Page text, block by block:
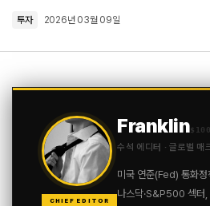
투자 2026년 03월 09일
CHIEF EDITOR
Franklin$100
수석 에디터 · 글로벌 매
미국 연준(Fed) 통화정
나스닥·S&P500 섹터,